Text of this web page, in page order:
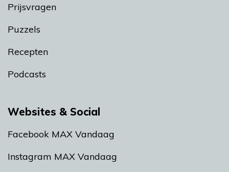
Prijsvragen
Puzzels
Recepten
Podcasts
Websites & Social
Facebook MAX Vandaag
Instagram MAX Vandaag